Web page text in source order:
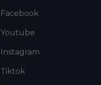
Facebook
Youtube
Instagram
Tiktok